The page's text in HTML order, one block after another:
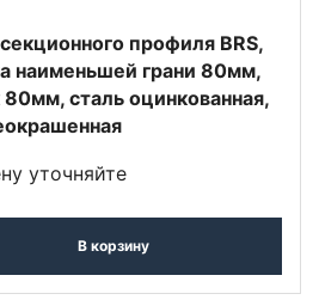
профиля BRS,
наимeньшей грани 80мм,
сталь оцинкованная,
уточняйте
В корзину